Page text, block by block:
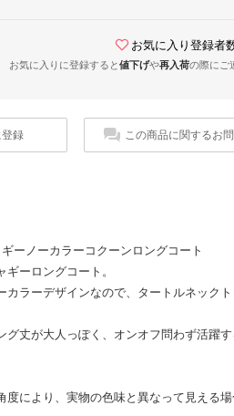
お気に入り登録者
お気に入りに登録すると値下げや再入荷の際にご
録 この商品に関するお
ーノーカラーコクーンロングコート
ーロングコート。
カラーデザインなので、タートルネック
グ丈が大人っぽく、オンオフ問わず活躍
により、実物の色味と異なって見える